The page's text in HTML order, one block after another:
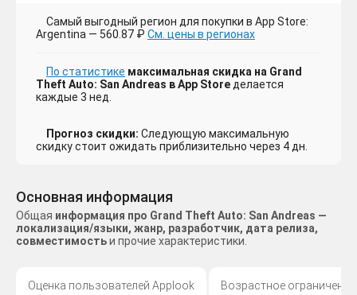
Самый выгодный регион для покупки в App Store:
Argentina — 560.87 ₽ См. цены в регионах
По статистике максимальная скидка на Grand
Theft Auto: San Andreas в App Storeделается
каждые 3 нед.
Прогноз скидки: Следующую максимальную
скидку стоит ожидать приблизительно через 4 дн.
Основная информация
Общая информация про Grand Theft Auto: San Andreas —
локализация/языки, жанр, разработчик, дата релиза,
совместимостьи прочие характеристики.
Оценка пользователей Applook
Возрастное ограничение